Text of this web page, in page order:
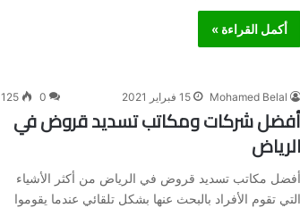
أكمل القراءة »
Mohamed Belal 15 فبراير 2021 0
125
أفضل شركات ومكاتب تسديد قروض في
الرياض
أفضل مكاتب تسديد قروض في الرياض من أكثر الأشياء
التي تقوم الأفراد بالبحث عنها بشكل تلقائي عندما يقوموا